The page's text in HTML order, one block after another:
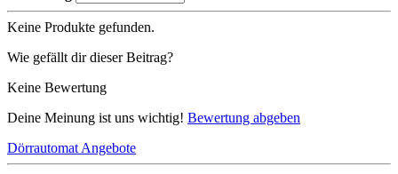
Keine Produkte gefunden.
Wie gefällt dir dieser Beitrag?
Keine Bewertung
Deine Meinung ist uns wichtig! Bewertung abgeben
Dörrautomat Angebote